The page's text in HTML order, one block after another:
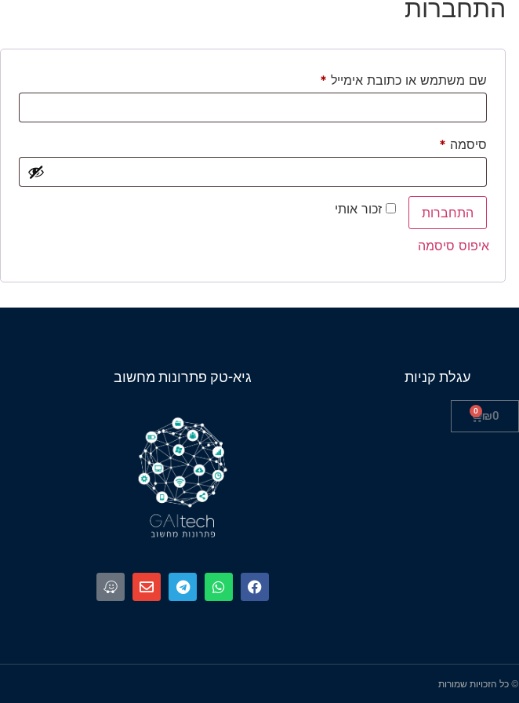
התחברות
שם משתמש או כתובת אימייל *
סיסמה *
זכור אותי התחברות
איפוס סיסמה
עגלת קניות
₪0
0
גיא-טק פתרונות מחשוב
© כל הזכויות שמורות